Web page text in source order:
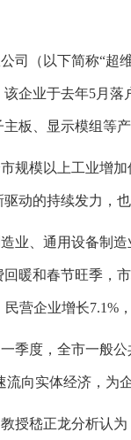
（以下简称“超
企业于去年5月
板、显示模组等
模以上工业增加
动的持续发力，
、通用设备制造
暖和春节旺季，
营企业增长
度，全市一般公
流向实体经济，
嵇正龙分析认为